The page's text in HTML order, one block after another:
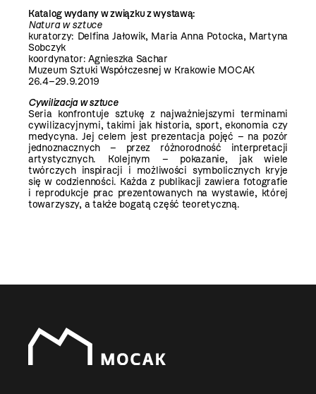
Katalog wydany w związku z wystawą:
Natura w sztuce
kuratorzy: Delfina Jałowik, Maria Anna Potocka, Martyna
Sobczyk
koordynator: Agnieszka Sachar
Muzeum Sztuki Współczesnej w Krakowie MOCAK
26.4–29.9.2019
Cywilizacja w sztuce
Seria konfrontuje sztukę z najważniejszymi terminami
cywilizacyjnymi, takimi jak historia, sport, ekonomia czy
medycyna. Jej celem jest prezentacja pojęć – na pozór
jednoznacznych – przez różnorodność interpretacji
artystycznych. Kolejnym – pokazanie, jak wiele
twórczych inspiracji i możliwości symbolicznych kryje
się w codzienności. Każda z publikacji zawiera fotografie
i reprodukcje prac prezentowanych na wystawie, której
towarzyszy, a także bogatą część teoretyczną.